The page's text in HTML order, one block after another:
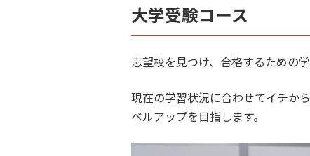
大学受験コース
志望校を見つけ、合格するための
現在の学習状況に合わせてイチか
ベルアップを目指します。